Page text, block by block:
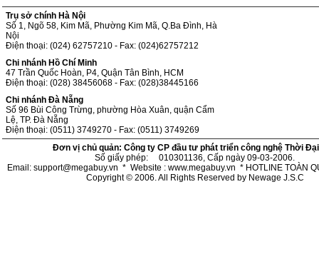
Trụ sở chính Hà Nội
Số 1, Ngõ 58, Kim Mã, Phường Kim Mã, Q.Ba Đình, Hà
Nội
Điện thoại: (024) 62757210 - Fax: (024)62757212
Chi nhánh Hồ Chí Minh
47 Trần Quốc Hoàn, P4, Quận Tân Bình, HCM
Điện thoại: (028) 38456068 - Fax: (028)38445166
Chi nhánh Đà Nẵng
Số 96 Bùi Công Trừng, phường Hòa Xuân, quận Cẩm
Lệ, TP. Đà Nẵng
Điện thoại: (0511) 3749270 - Fax: (0511) 3749269
Đơn vị chủ quản: Công ty CP đầu tư phát triển công nghệ Thời
Số giấy phép: 010301136, Cấp ngày 09-03-2006.
Email: support@megabuy.vn * Website : www.megabuy.vn * HOTLINE TOÀN
Copyright © 2006. All Rights Reserved by Newage J.S.C